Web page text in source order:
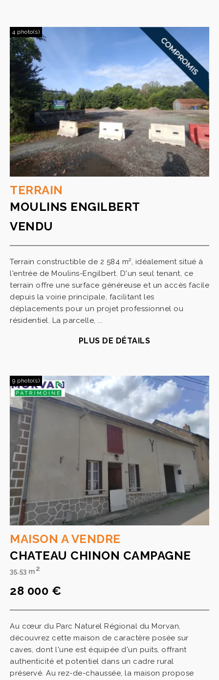
4 photo(s)
TERRAIN
MOULINS ENGILBERT
VENDU
Terrain constructible de 2 584 m², idéalement situé à
l'entrée de Moulins-Engilbert. D'un seul tenant, ce
terrain offre une surface généreuse et un accès facile
depuis la voirie principale, facilitant les
déplacements pour un projet professionnel ou
résidentiel. La parcelle, ...
PLUS DE DÉTAILS
9 photo(s)
MAISON A VENDRE
CHATEAU CHINON CAMPAGNE
35.53 m2
28 000 €
Au cœur du Parc Naturel Régional du Morvan,
découvrez cette maison de caractère posée sur
caves, dont l'une est équipée d'un puits, offrant
authenticité et potentiel dans un cadre rural
préservé. Au rez-de-chaussée, la maison propose